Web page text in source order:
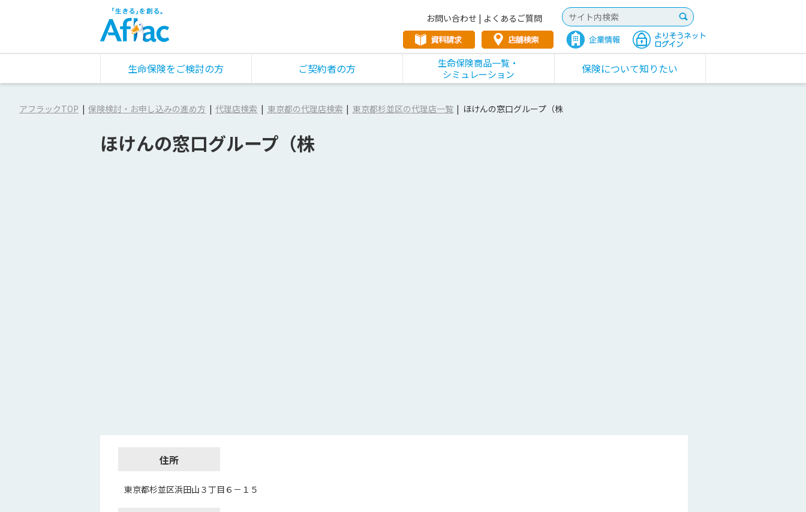
お問い合わせ | よくあるご質問
生命保険をご検討の方 ご契約者の方
生命保険商品一覧・
シミュレーション
保険について知りたい
アフラックTOP 保険検討・お申し込みの進め方 代理店検索 東京都の代理店検索 東京都杉並区の代理店一覧 ほけんの窓口グループ（株
ほけんの窓口グループ（株
住所
東京都杉並区浜田山３丁目６－１５